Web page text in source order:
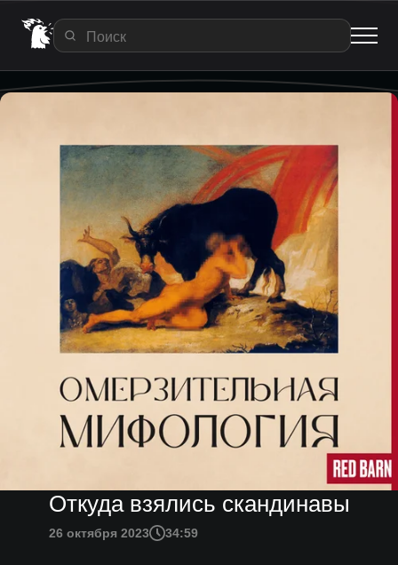
Откуда взялись скандинавы
26 октября 2023 34:59